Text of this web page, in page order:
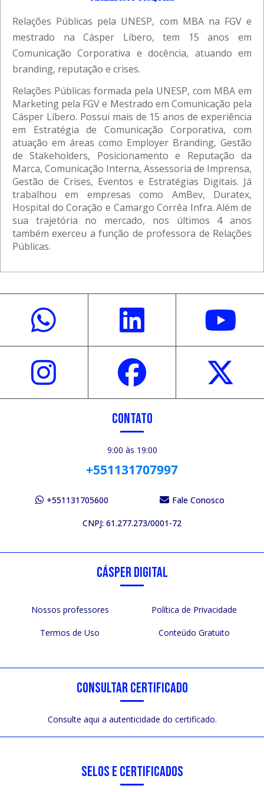
Relações Públicas pela UNESP, com MBA na FGV e
mestrado na Cásper Líbero, tem 15 anos em
Comunicação Corporativa e docência, atuando em
branding, reputação e crises.
Relações Públicas formada pela UNESP, com MBA em
Marketing pela FGV e Mestrado em Comunicação pela
Cásper Líbero. Possui mais de 15 anos de experiência
em Estratégia de Comunicação Corporativa, com
atuação em áreas como Employer Branding, Gestão
de Stakeholders, Posicionamento e Reputação da
Marca, Comunicação Interna, Assessoria de Imprensa,
Gestão de Crises, Eventos e Estratégias Digitais. Já
trabalhou em empresas como AmBev, Duratex,
Hospital do Coração e Camargo Corrêa Infra. Além de
sua trajetória no mercado, nos últimos 4 anos
também exerceu a função de professora de Relações
Públicas.
CONTATO
9:00 às 19:00
+551131707997
+551131705600 Fale Conosco
CNPJ: 61.277.273/0001-72
CÁSPER DIGITAL
Nossos professores
Termos de Uso
Política de Privacidade
Conteúdo Gratuito
CONSULTAR CERTIFICADO
Consulte aqui a autenticidade do certificado.
SELOS E CERTIFICADOS